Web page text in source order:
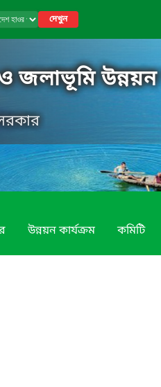
দেখুন
জলাভূমি
উন্নয়ন কার্যক্রম কমিটি